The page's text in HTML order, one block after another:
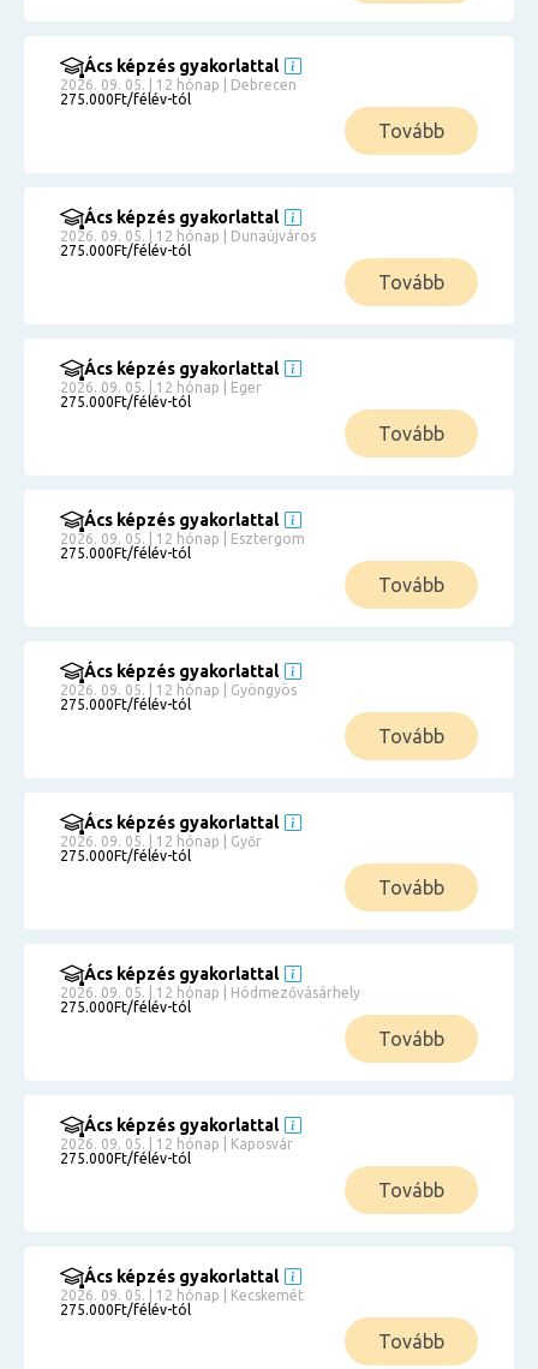
Ács képzés gyakorlattal
2026. 09. 05. | 12 hónap | Debrecen
275.000Ft/félév-tól
Tovább
Ács képzés gyakorlattal
2026. 09. 05. | 12 hónap | Dunaújváros
275.000Ft/félév-tól
Tovább
Ács képzés gyakorlattal
2026. 09. 05. | 12 hónap | Eger
275.000Ft/félév-tól
Tovább
Ács képzés gyakorlattal
2026. 09. 05. | 12 hónap | Esztergom
275.000Ft/félév-tól
Tovább
Ács képzés gyakorlattal
2026. 09. 05. | 12 hónap | Gyöngyös
275.000Ft/félév-tól
Tovább
Ács képzés gyakorlattal
2026. 09. 05. | 12 hónap | Győr
275.000Ft/félév-tól
Tovább
Ács képzés gyakorlattal
2026. 09. 05. | 12 hónap | Hódmezővásárhely
275.000Ft/félév-tól
Tovább
Ács képzés gyakorlattal
2026. 09. 05. | 12 hónap | Kaposvár
275.000Ft/félév-tól
Tovább
Ács képzés gyakorlattal
2026. 09. 05. | 12 hónap | Kecskemét
275.000Ft/félév-tól
Tovább